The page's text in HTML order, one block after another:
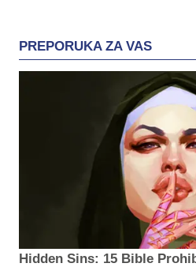
PREPORUKA ZA VAS
Hidden Sins: 15 Bible